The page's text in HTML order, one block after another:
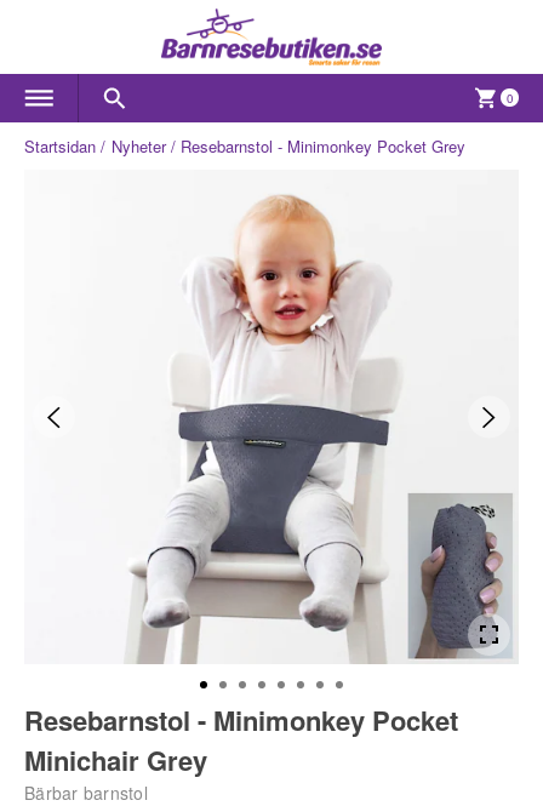
0
Startsidan Nyheter Resebarnstol - Minimonkey Pocket Grey
Resebarnstol - Minimonkey Pocket
Minichair Grey
Bärbar barnstol